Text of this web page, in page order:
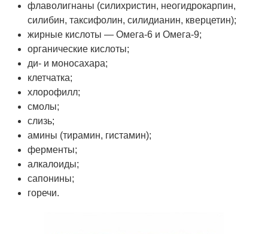
флаволигнаны (силихристин, неогидрокарпин,
силибин, таксифолин, силидианин, кверцетин);
жирные кислоты — Омега-6 и Омега-9;
органические кислоты;
ди- и моносахара;
клетчатка;
хлорофилл;
смолы;
слизь;
амины (тирамин, гистамин);
ферменты;
алкалоиды;
сапонины;
горечи.